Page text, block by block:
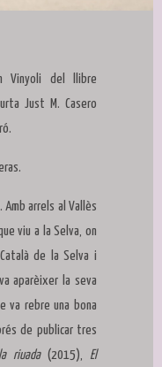
Vinyoli del llibre
Just M. Casero
arrels al Vallès
viu a la Selva, on
de la Selva i
aparèixer la seva
va rebre una bona
de publicar tres
riuada(2015), El